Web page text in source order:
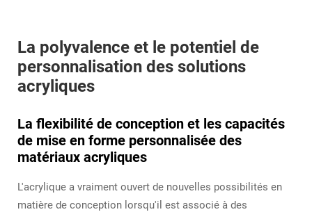
La polyvalence et le potentiel de
personnalisation des solutions
acryliques
La flexibilité de conception et les capacités
de mise en forme personnalisée des
matériaux acryliques
L'acrylique a vraiment ouvert de nouvelles possibilités en
matière de conception lorsqu'il est associé à des